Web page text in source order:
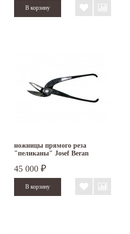
предназначены для перерезания
ножницы прямого реза
"пеликаны" Josef Beran
45 000 ₽